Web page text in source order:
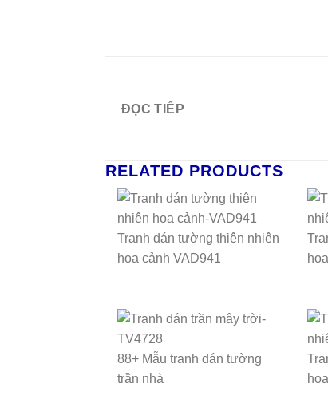
ĐỌC TIẾP
RELATED PRODUCTS
Tranh dán tường thiên nhiên
hoa cảnh VAD941
88+ Mẫu tranh dán tường
trần nhà